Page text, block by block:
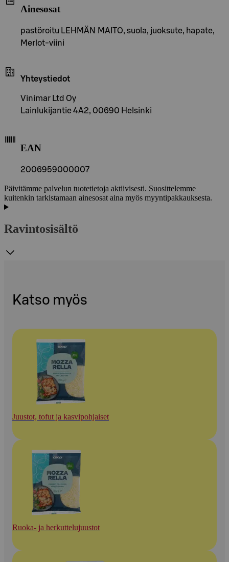
Ainesosat
pastöroitu LEHMÄN MAITO, suola, juoksute, hapate,
Merlot-viini
Yhteystiedot
Vinimar Ltd Oy
Lainlukijantie 4A2, 00690 Helsinki
EAN
2006959000007
Päivitämme palvelun tuotetietoja aktiivisesti. Suosittelemme
kuitenkin tarkistamaan ainesosat aina myös myyntipakkauksesta.
Ravintosisältö
Katso myös
Juustot, tofut ja kasvipohjaiset
Ruoka- ja herkuttelujuustot